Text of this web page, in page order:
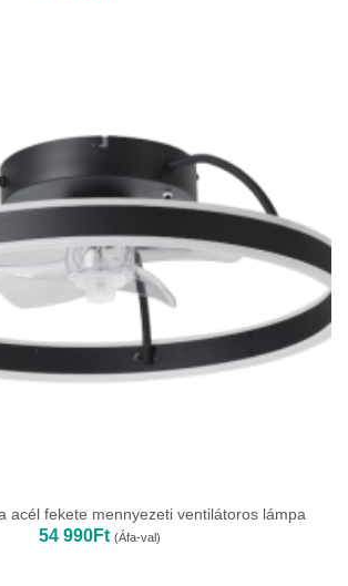
acél fekete mennyezeti ventilátoros lámpa
54 990Ft (Áfa-val)